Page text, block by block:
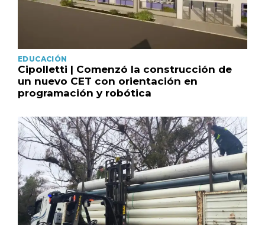
EDUCACIÓN
Cipolletti | Comenzó la construcción de
un nuevo CET con orientación en
programación y robótica